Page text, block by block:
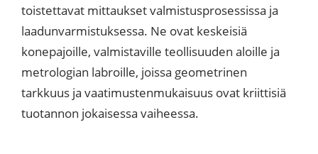
toistettavat mittaukset valmistusprosessissa ja
laadunvarmistuksessa. Ne ovat keskeisiä
konepajoille, valmistaville teollisuuden aloille ja
metrologian labroille, joissa geometrinen
tarkkuus ja vaatimustenmukaisuus ovat kriittisiä
tuotannon jokaisessa vaiheessa.